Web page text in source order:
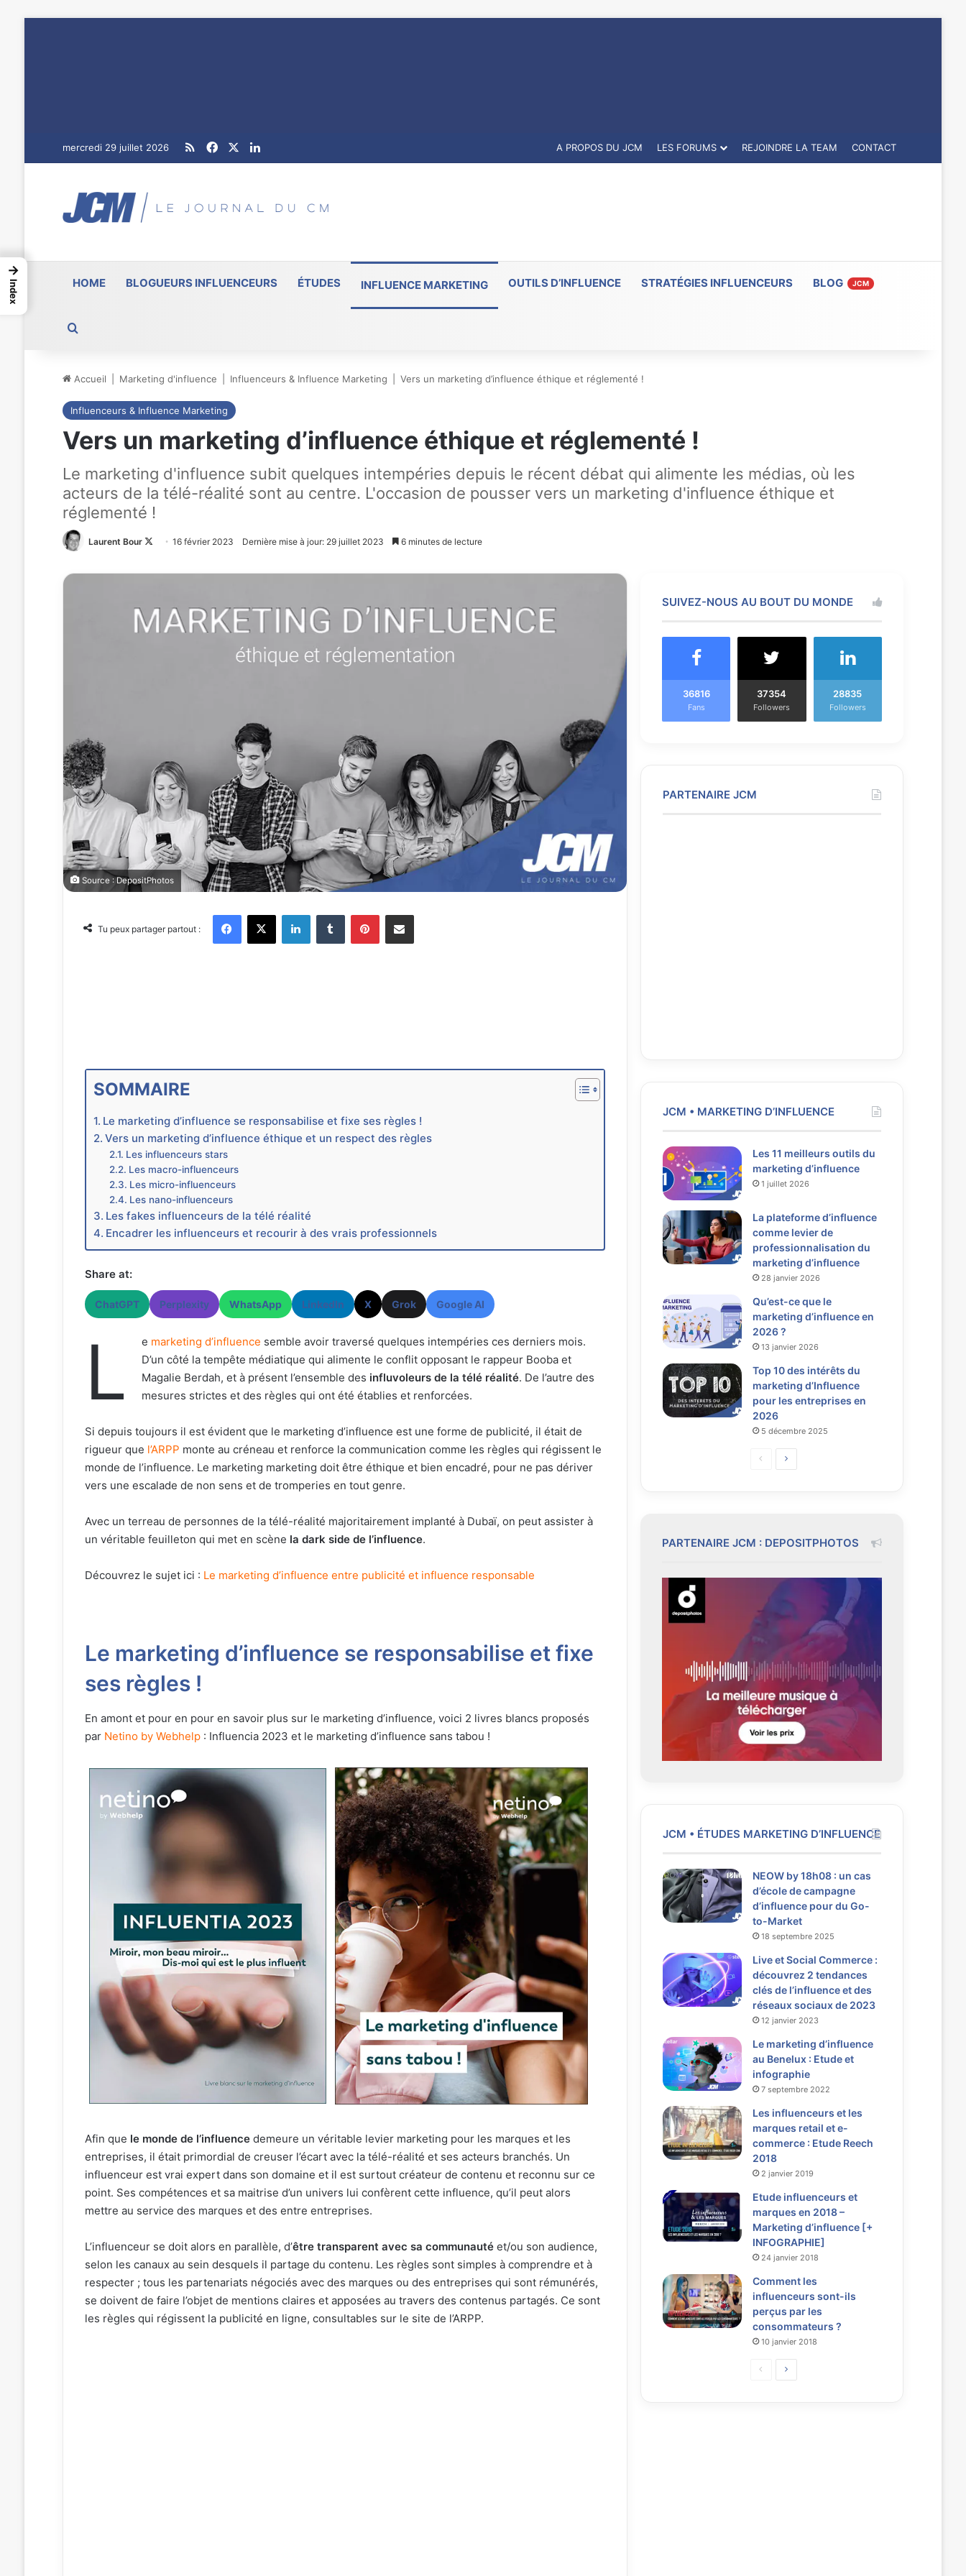
mercredi 29 juillet 2026 RSSFacebookLinkedin A PROPOS DU JCM LES FORUMS REJOINDRE LA TEAM CONTACT
HOME BLOGUEURS INFLUENCEURS ÉTUDES INFLUENCE MARKETING OUTILS D’INFLUENCE STRATÉGIES INFLUENCEURS BLOG JCM
Accueil Marketing d'influence Influenceurs & Influence Marketing Vers un marketing d’influence éthique et réglementé !
Influenceurs & Influence Marketing
Vers un marketing d’influence éthique et réglementé !
Le marketing d'influence subit quelques intempéries depuis le récent débat qui alimente les médias, où les
acteurs de la télé-réalité sont au centre. L'occasion de pousser vers un marketing d'influence éthique et
réglementé !
Laurent Bour
Follow
X
16 février 2023 Dernière mise à jour: 29 juillet 2023 6 minutes de lecture
Source : DepositPhotos
Tu peux partager partout :
Facebook X Linkedin Tumblr Pinterest Partager par email
SOMMAIRE
Le marketing d’influence se responsabilise et fixe ses règles !
Vers un marketing d’influence éthique et un respect des règles
Les influenceurs stars
Les macro-influenceurs
Les micro-influenceurs
Les nano-influenceurs
Les fakes influenceurs de la télé réalité
Encadrer les influenceurs et recourir à des vrais professionnels
Share at:
ChatGPT Perplexity WhatsApp LinkedIn X Grok Google AI
L e marketing d’influence semble avoir traversé quelques intempéries ces derniers mois.
D’un côté la tempête médiatique qui alimente le conflit opposant le rappeur Booba et
Magalie Berdah, et à présent l’ensemble des influvoleurs de la télé réalité. De l’autre des
mesures strictes et des règles qui ont été établies et renforcées.
Si depuis toujours il est évident que le marketing d’influence est une forme de publicité, il était de
rigueur que l’ARPP monte au créneau et renforce la communication comme les règles qui régissent le
monde de l’influence. Le marketing marketing doit être éthique et bien encadré, pour ne pas dériver
vers une escalade de non sens et de tromperies en tout genre.
Avec un terreau de personnes de la télé-réalité majoritairement implanté à Dubaï, on peut assister à
un véritable feuilleton qui met en scène la dark side de l’influence.
Découvrez le sujet ici : Le marketing d’influence entre publicité et influence responsable
Le marketing d’influence se responsabilise et fixe
ses règles !
En amont et pour en pour en savoir plus sur le marketing d’influence, voici 2 livres blancs proposés
par Netino by Webhelp: Influencia 2023 et le marketing d’influence sans tabou !
Afin que le monde de l’influencedemeure un véritable levier marketing pour les marques et les
entreprises, il était primordial de creuser l’écart avec la télé-réalité et ses acteurs branchés. Un
influenceur est vrai expert dans son domaine et il est surtout créateur de contenu et reconnu sur ce
point. Ses compétences et sa maitrise d’un univers lui confèrent cette influence, qu’il peut alors
mettre au service des marques et des entre entreprises.
L’influenceur se doit alors en parallèle, d’être transparent avec sa communautéet/ou son audience,
selon les canaux au sein desquels il partage du contenu. Les règles sont simples à comprendre et à
respecter ; tous les partenariats négociés avec des marques ou des entreprises qui sont rémunérés,
se doivent de faire l’objet de mentions claires et apposées au travers des contenus partagés. Ce sont
les règles qui régissent la publicité en ligne, consultables sur le site de l’ARPP.
SUIVEZ-NOUS AU BOUT DU MONDE
36816
Fans
37354
Followers
28835
Followers
PARTENAIRE JCM
JCM • MARKETING D’INFLUENCE
Les 11 meilleurs outils du
marketing d’influence
1 juillet 2026
La plateforme d’influence
comme levier de
professionnalisation du
marketing d’influence
28 janvier 2026
Qu’est-ce que le
marketing d’influence en
2026 ?
13 janvier 2026
Top 10 des intérêts du
marketing d’Influence
pour les entreprises en
2026
5 décembre 2025
p
é
c
e
n
t
e
P
s
i
a
t
e
PARTENAIRE JCM : DEPOSITPHOTOS
JCM • ÉTUDES MARKETING D’INFLUENCE
NEOW by 18h08 : un cas
d’école de campagne
d’influence pour du Go-
to-Market
18 septembre 2025
Live et Social Commerce :
découvrez 2 tendances
clés de l’influence et des
réseaux sociaux de 2023
12 janvier 2023
Le marketing d’influence
au Benelux : Etude et
infographie
7 septembre 2022
Les influenceurs et les
marques retail et e-
commerce : Etude Reech
2018
2 janvier 2019
Etude influenceurs et
marques en 2018 –
Marketing d’influence [+
INFOGRAPHIE]
24 janvier 2018
Comment les
influenceurs sont-ils
perçus par les
consommateurs ?
10 janvier 2018
P
→
Index